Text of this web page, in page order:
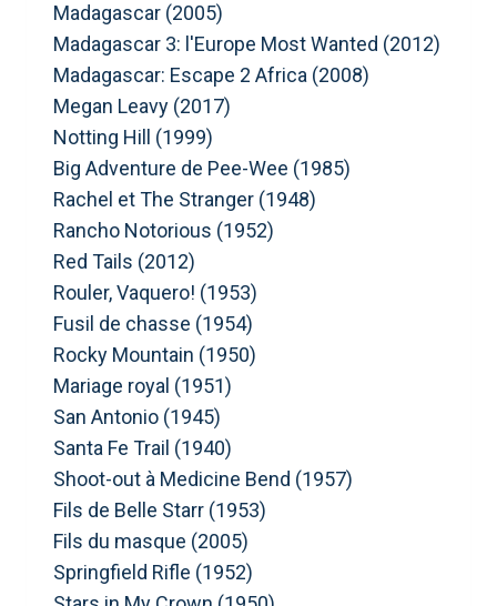
Madagascar (2005)
Madagascar 3: l'Europe Most Wanted (2012)
Madagascar: Escape 2 Africa (2008)
Megan Leavy (2017)
Notting Hill (1999)
Big Adventure de Pee-Wee (1985)
Rachel et The Stranger (1948)
Rancho Notorious (1952)
Red Tails (2012)
Rouler, Vaquero! (1953)
Fusil de chasse (1954)
Rocky Mountain (1950)
Mariage royal (1951)
San Antonio (1945)
Santa Fe Trail (1940)
Shoot-out à Medicine Bend (1957)
Fils de Belle Starr (1953)
Fils du masque (2005)
Springfield Rifle (1952)